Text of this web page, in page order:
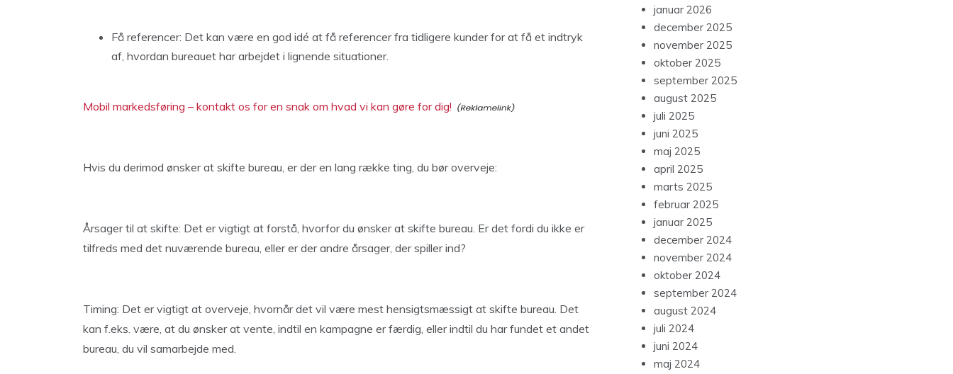
Få referencer: Det kan være en god idé at få referencer fra tidligere kunder for at få et indtryk
af, hvordan bureauet har arbejdet i lignende situationer.
Mobil markedsføring – kontakt os for en snak om hvad vi kan gøre for dig!
Hvis du derimod ønsker at skifte bureau, er der en lang række ting, du bør overveje:
Årsager til at skifte: Det er vigtigt at forstå, hvorfor du ønsker at skifte bureau. Er det fordi du ikke er
tilfreds med det nuværende bureau, eller er der andre årsager, der spiller ind?
Timing: Det er vigtigt at overveje, hvornår det vil være mest hensigtsmæssigt at skifte bureau. Det
kan f.eks. være, at du ønsker at vente, indtil en kampagne er færdig, eller indtil du har fundet et andet
bureau, du vil samarbejde med.
januar 2026
december 2025
november 2025
oktober 2025
september 2025
august 2025
juli 2025
juni 2025
maj 2025
april 2025
marts 2025
februar 2025
januar 2025
december 2024
november 2024
oktober 2024
september 2024
august 2024
juli 2024
juni 2024
maj 2024